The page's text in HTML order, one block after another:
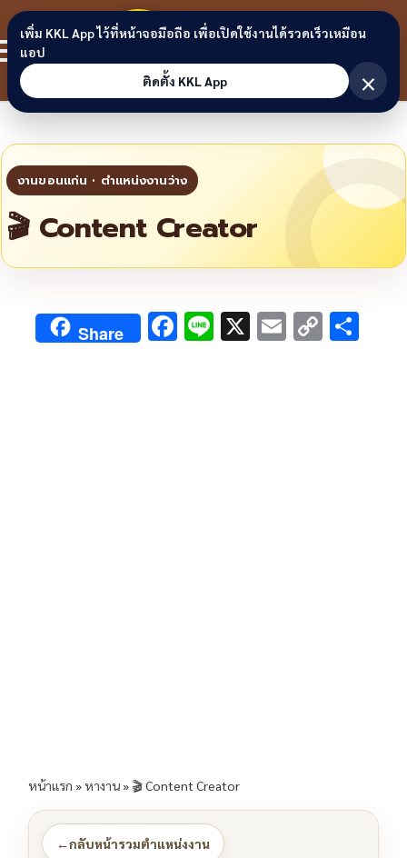
Skip to content
ขอนแก่น
ลิงก์
🎬 Content Creator
Share F Li X E C
หน้าแรก »หางาน» 🎬 Content Creator
←กลับหน้ารวมตำแหน่งงาน
เพิ่ม KKL App ไว้ที่หน้าจอมือถือ เพื่อเปิดใช้งานได้รวดเร็วเหมือน
แอป
ติดตั้ง KKL App
×